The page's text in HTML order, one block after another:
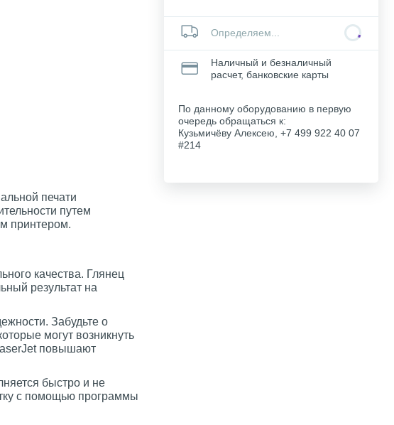
печати
путем
принтером.
качества. Глянец
результат на
Забудьте о
могут возникнуть
повышают
быстро и не
с помощью программы
Определяем...
Наличный и безналичный
расчет, банковские карты
По данному оборудованию в первую
очередь обращаться к:
Кузьмичёву Алексею, +7 499 922 40 07
#214